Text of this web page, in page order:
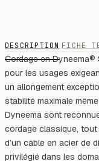
DESCRIPTION FICHE
Cordage en Dyneema®
pour les usages
un allongement
stabilité maximale
Dyneema sont
cordage classique,
d’un câble en acier de
privilégié dans les